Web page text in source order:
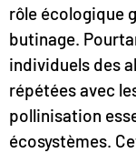
rôle écologique
butinage.
individuels des
répétées avec
pollinisation
écosystèmes.